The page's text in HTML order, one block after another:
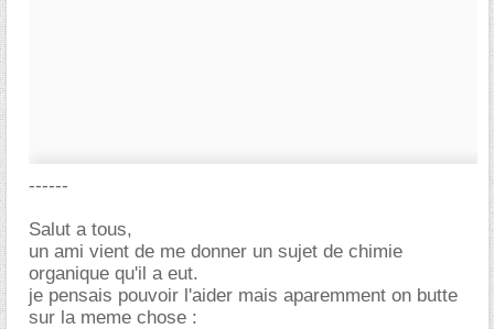
------
Salut a tous,
un ami vient de me donner un sujet de chimie
organique qu'il a eut.
je pensais pouvoir l'aider mais aparemment on butte
sur la meme chose :